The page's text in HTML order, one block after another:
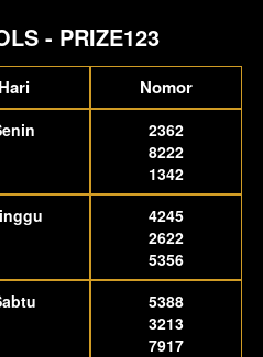
- PRIZE123
Hari Nomor
2362
8222
1342
4245
2622
5356
5388
3213
7917